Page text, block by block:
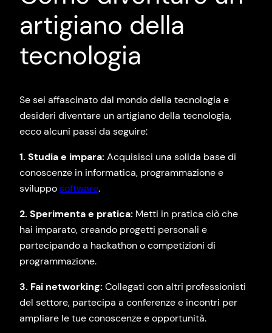
artigiano della
tecnologia
Se sei affascinato dal mondo della tecnologia e
desideri diventare un artigiano della tecnologia,
ecco alcuni passi da seguire:
1. Studia e impara:Acquisisci una solida base di
conoscenze in informatica, programmazione e
svilupposoftware.
2. Sperimenta e pratica: Metti in pratica ciò che
hai imparato, creando progetti personali e
partecipando a hackathon o competizioni di
programmazione.
3. Fai networking:Collegati con altri professionisti
del settore, partecipa a conferenze e incontri per
ampliare le tue conoscenze e opportunità.